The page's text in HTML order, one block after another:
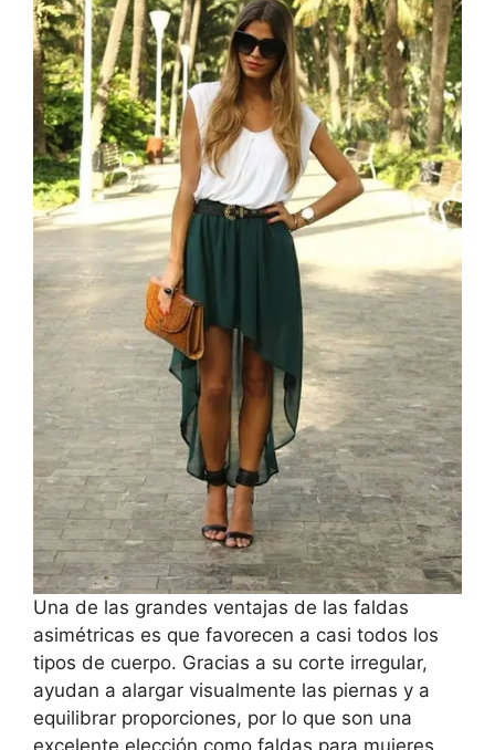
Una de las grandes ventajas de las faldas
asimétricas es que favorecen a casi todos los
tipos de cuerpo. Gracias a su corte irregular,
ayudan a alargar visualmente las piernas y a
equilibrar proporciones, por lo que son una
excelente elección como faldas para mujeres